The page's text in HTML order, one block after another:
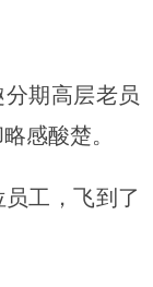
期高层老员
感酸楚。
工，飞到了